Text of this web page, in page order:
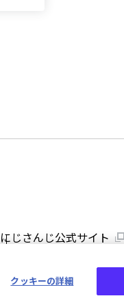
にじさんじ公式サイト
クッキーの詳細